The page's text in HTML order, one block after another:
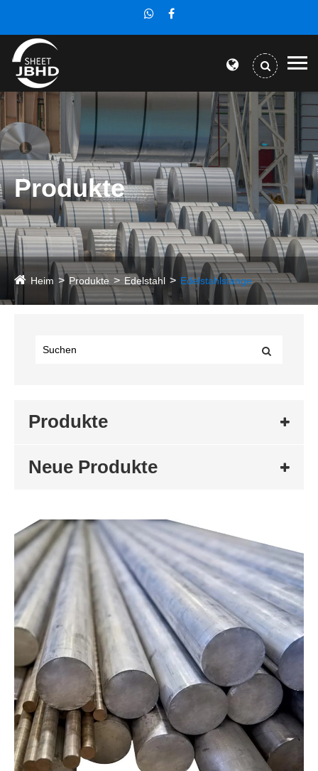
Produkte
Heim Produkte Edelstahl Edelstahlstange
Produkte
Neue Produkte